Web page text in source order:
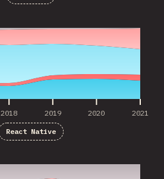
2018 2019 2020 2021
React Native